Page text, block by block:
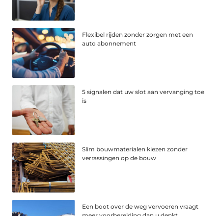
Flexibel rijden zonder zorgen met een
auto abonnement
5 signalen dat uw slot aan vervanging toe
is
Slim bouwmaterialen kiezen zonder
verrassingen op de bouw
Een boot over de weg vervoeren vraagt